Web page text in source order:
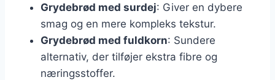
Grydebrød med surdej: Giver en dybere
smag og en mere kompleks tekstur.
Grydebrød med fuldkorn: Sundere
alternativ, der tilføjer ekstra fibre og
næringsstoffer.